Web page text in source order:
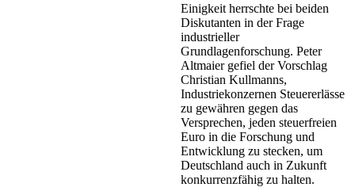
Einigkeit herrschte bei beiden
Diskutanten in der Frage
industrieller
Grundlagenforschung. Peter
Altmaier gefiel der Vorschlag
Christian Kullmanns,
Industriekonzernen Steuererlässe
zu gewähren gegen das
Versprechen, jeden steuerfreien
Euro in die Forschung und
Entwicklung zu stecken, um
Deutschland auch in Zukunft
konkurrenzfähig zu halten.